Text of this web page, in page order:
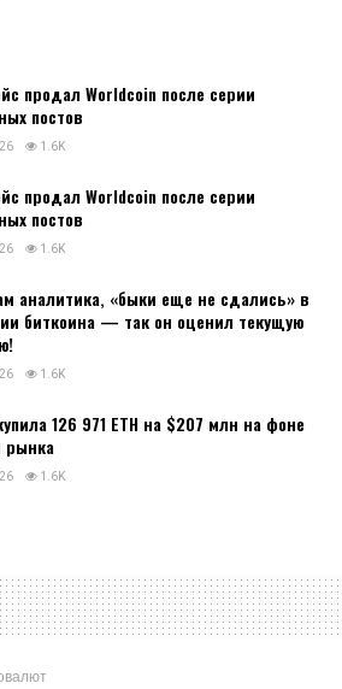
продал Worldcoin после серии
постов
1.6K
продал Worldcoin после серии
постов
1.6K
аналитика, «быки еще не сдались» в
биткоина — так он оценил текущую
1.6K
126 971 ETH на $207 млн на фоне
рынка
1.6K